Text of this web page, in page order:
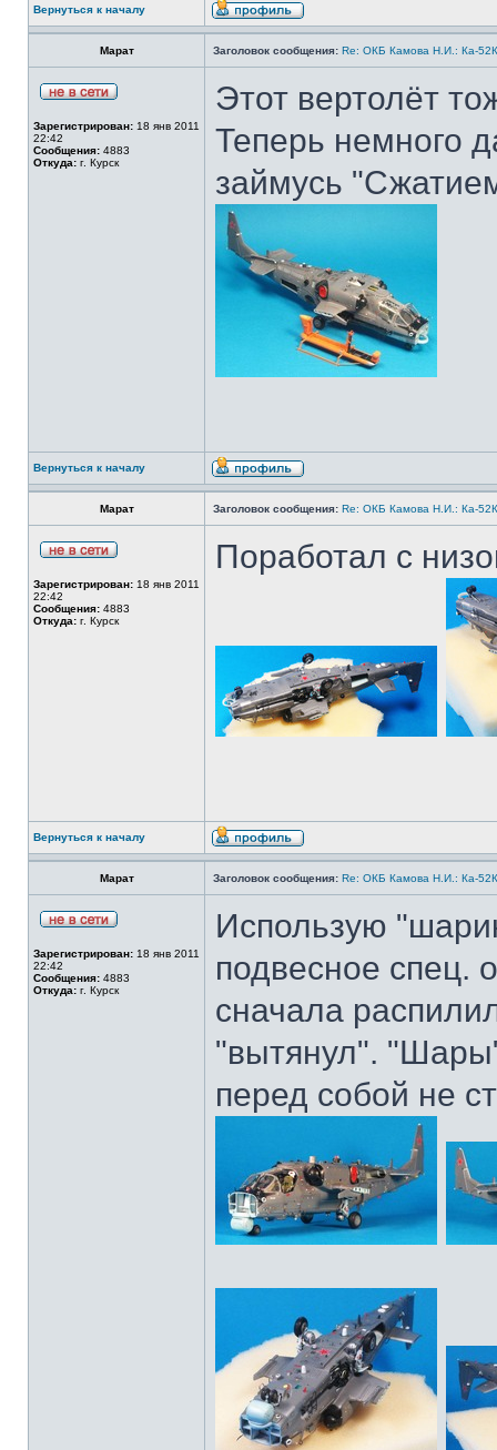
Вернуться к началу
Марат Заголовок сообщения: Re: ОКБ Камова Н.И.: Ка-
Зарегистрирован: 18 янв 2011
22:42
Сообщения: 4883
Откуда: г. Курск
Этот вертолёт
Теперь немного
займусь
Вернуться к началу
Марат Заголовок сообщения: Re: ОКБ Камова Н.И.: Ка-
Зарегистрирован: 18 янв 2011
22:42
Сообщения: 4883
Откуда: г. Курск
Поработал с
Вернуться к началу
Марат Заголовок сообщения: Re: ОКБ Камова Н.И.: Ка-
Зарегистрирован: 18 янв 2011
22:42
Сообщения: 4883
Откуда: г. Курск
Использую
подвесное спец.
сначала
"вытянул".
перед собой не